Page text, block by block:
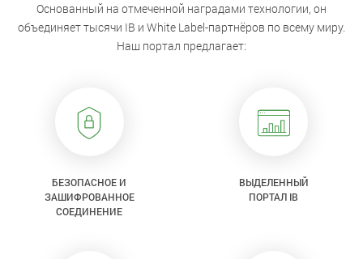
Основанный на отмеченной наградами технологии, он
объединяет тысячи IB и White Label-партнёров по всему миру.
Наш портал предлагает:
БЕЗОПАСНОЕ И
ЗАШИФРОВАННОЕ
СОЕДИНЕНИЕ
ВЫДЕЛЕННЫЙ
ПОРТАЛ IB